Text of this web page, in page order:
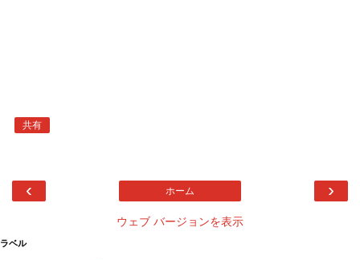
共有
‹ ›
ホーム
ウェブ バージョンを表示
ラベル